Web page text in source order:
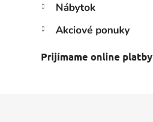
Nábytok
Akciové ponuky
Prijímame online platby